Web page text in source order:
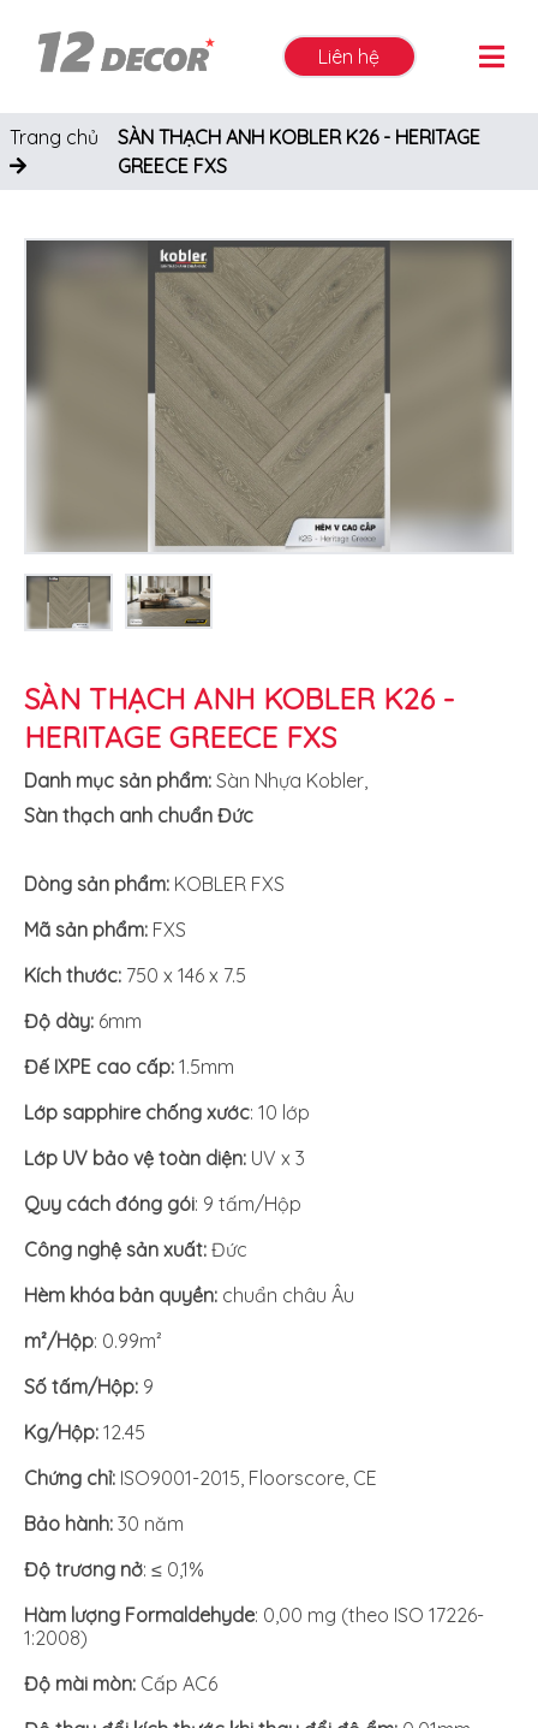
Liên hệ
Trang chủ
SÀN THẠCH ANH KOBLER K26 - HERITAGE
GREECE FXS
SÀN THẠCH ANH KOBLER K26 -
HERITAGE GREECE FXS
Danh mục sản phẩm: Sàn Nhựa Kobler,
Sàn thạch anh chuẩn Đức
Dòng sản phẩm: KOBLER FXS
Mã sản phẩm: FXS
Kích thước: 750 x 146 x 7.5
Độ dày: 6mm
Đế IXPE cao cấp: 1.5mm
Lớp sapphire chống xước: 10 lớp
Lớp UV bảo vệ toàn diện: UV x 3
Quy cách đóng gói: 9 tấm/Hộp
Công nghệ sản xuất: Đức
Hèm khóa bản quyền: chuẩn châu Âu
m²/Hộp: 0.99m²
Số tấm/Hộp: 9
Kg/Hộp: 12.45
Chứng chỉ: ISO9001-2015, Floorscore, CE
Bảo hành: 30 năm
Độ trương nở: ≤ 0,1%
Hàm lượng Formaldehyde: 0,00 mg (theo ISO 17226-
1:2008)
Độ mài mòn: Cấp AC6